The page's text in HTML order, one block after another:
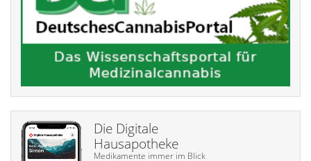
Die Digitale
Hausapotheke
Medikamente immer im Blick